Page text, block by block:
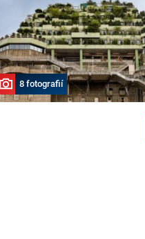
8 fotografií